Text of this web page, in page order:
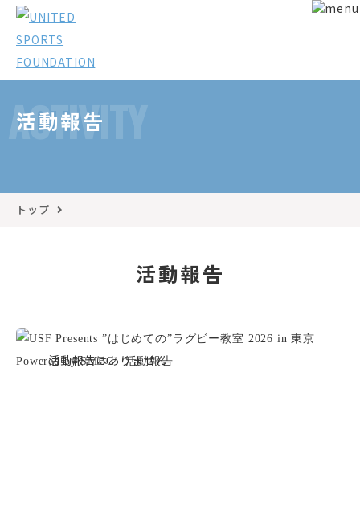
ACTIVITY
活動報告
トップ
活動報告